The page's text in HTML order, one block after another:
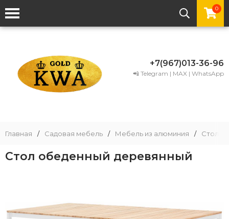
0
+7(967)013-36-96
📲 Telegram | MAX | WhatsApp
Главная / Садовая мебель / Мебель из алюминия / Столы
Стол обеденный деревянный